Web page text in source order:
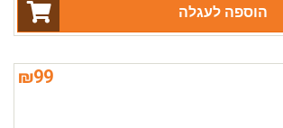
הוספה לעגלה
₪99